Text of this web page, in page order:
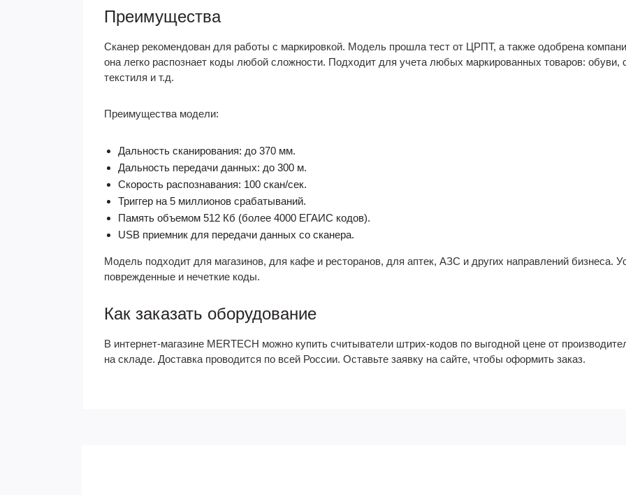
Преимущества
Сканер рекомендован для работы с маркировкой. Модель прошла тест от ЦРПТ, а также одобрена
она легко распознает коды любой сложности. Подходит для учета любых маркированных товаров: обуви,
текстиля и т.д.
Преимущества модели:
Дальность сканирования: до 370 мм.
Дальность передачи данных: до 300 м.
Скорость распознавания: 100 скан/сек.
Триггер на 5 миллионов срабатываний.
Память объемом 512 Кб (более 4000 ЕГАИС кодов).
USB приемник для передачи данных со сканера.
Модель подходит для магазинов, для кафе и ресторанов, для аптек, АЗС и других направлений бизнеса.
поврежденные и нечеткие коды.
Как заказать оборудование
В интернет-магазине MERTECH можно купить считыватели штрих-кодов по выгодной цене от
на складе. Доставка проводится по всей России. Оставьте заявку на сайте, чтобы оформить заказ.